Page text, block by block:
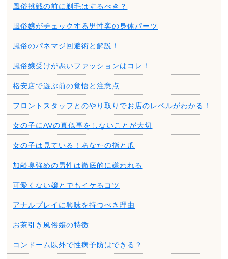
風俗挑戦の前に剃毛はするべき？
風俗嬢がチェックする男性客の身体パーツ
風俗のパネマジ回避術と解説！
風俗嬢受けが悪いファッションはコレ！
格安店で遊ぶ前の覚悟と注意点
フロントスタッフとのやり取りでお店のレベルがわかる！
女の子にAVの真似事をしないことが大切
女の子は見ている！あなたの指と爪
加齢臭強めの男性は徹底的に嫌われる
可愛くない嬢とでもイケるコツ
アナルプレイに興味を持つべき理由
お茶引き風俗嬢の特徴
コンドーム以外で性病予防はできる？